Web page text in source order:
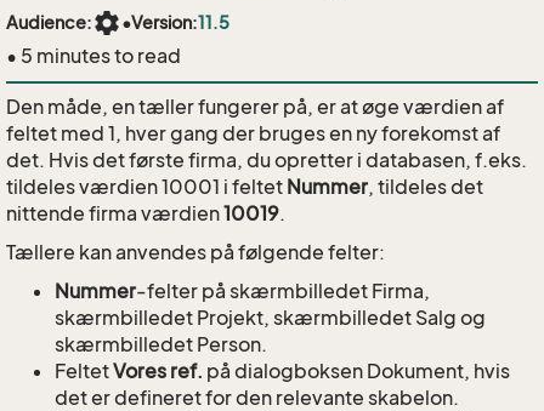
Audience:settings•Version:11.5
• 5 minutes to read
Den måde, en tæller fungerer på, er at øge værdien af
feltet med 1, hver gang der bruges en ny forekomst af
det. Hvis det første firma, du opretter i databasen, f.eks.
tildeles værdien 10001 i feltet Nummer, tildeles det
nittende firma værdien10019.
Tællere kan anvendes på følgende felter:
Nummer-felter på skærmbilledet Firma,
skærmbilledet Projekt, skærmbilledet Salg og
skærmbilledet Person.
FeltetVores ref. på dialogboksen Dokument, hvis
det er defineret for den relevante skabelon.